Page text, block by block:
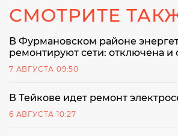
СМОТРИТЕ
В Фурмановском районе
ремонтируют сети: отключена
7 АВГУСТА 09:50
В Тейкове идет ремонт
6 АВГУСТА 10:27